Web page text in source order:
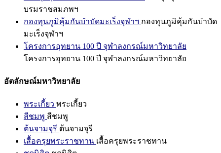
บรมราชสมภพฯ
กองทุนภูมิคุ้มกันบำบัดมะเร็งจุฬาฯ กองทุนภูมิคุ้มกันบำบัด
มะเร็งจุฬาฯ
โครงการอุทยาน 100 ปี จุฬาลงกรณ์มหาวิทยาลัย
โครงการอุทยาน 100 ปี จุฬาลงกรณ์มหาวิทยาลัย
อัตลักษณ์มหาวิทยาลัย
พระเกี้ยว พระเกี้ยว
สีชมพู สีชมพู
ต้นจามจุรี ต้นจามจุรี
เสื้อครุยพระราชทาน เสื้อครุยพระราชทาน